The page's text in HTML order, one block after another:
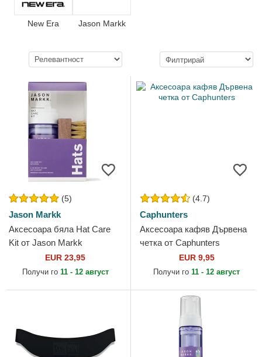
New Era Jason Markk
(5)
Jason Markk
Аксесоара бяла Hat Care
Kit от Jason Markk
EUR 23,95
Получи го 11 - 12 август
(4.7)
Caphunters
Аксесоара кафяв Дървена
четка от Caphunters
EUR 9,95
Получи го 11 - 12 август